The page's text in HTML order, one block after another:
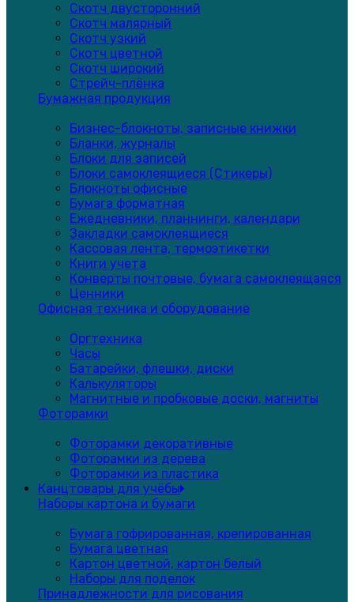
Скотч двусторонний
Скотч малярный
Скотч узкий
Скотч цветной
Скотч широкий
Стрейч-плёнка
Бумажная продукция
Бизнес-блокноты, записные книжки
Бланки, журналы
Блоки для записей
Блоки самоклеящиеся (Стикеры)
Блокноты офисные
Бумага форматная
Ежедневники, планнинги, календари
Закладки самоклеящиеся
Кассовая лента, термоэтикетки
Книги учета
Конверты почтовые, бумага самоклеящаяся
Ценники
Офисная техника и оборудование
Оргтехника
Часы
Батарейки, флешки, диски
Калькуляторы
Магнитные и пробковые доски, магниты
Фоторамки
Фоторамки декоративные
Фоторамки из дерева
Фоторамки из пластика
Канцтовары для учёбы
Наборы картона и бумаги
Бумага гофрированная, крепированная
Бумага цветная
Картон цветной, картон белый
Наборы для поделок
Принадлежности для рисования